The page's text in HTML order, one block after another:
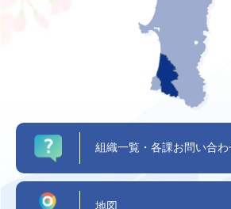
組織一覧・各課お問い合わ
地図